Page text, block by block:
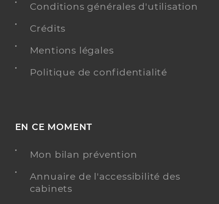
Conditions générales d'utilisation
Crédits
Mentions légales
Politique de confidentialité
EN CE MOMENT
Mon bilan prévention
Annuaire de l'accessibilité des
cabinets